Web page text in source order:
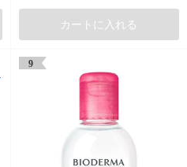
カートに入れる
9